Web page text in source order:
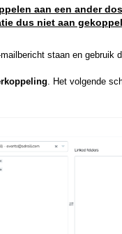
aan een ander
dus niet aan
staan en gebruik
. Het volgende